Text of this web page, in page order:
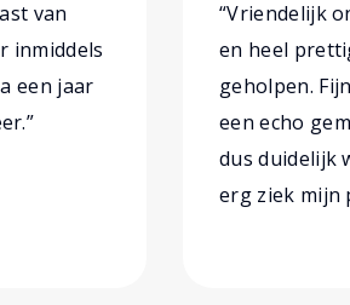
van
inmiddels
een jaar
“Vriendelijk
en heel
geholpen.
een echo
dus duidelijk
erg ziek mijn